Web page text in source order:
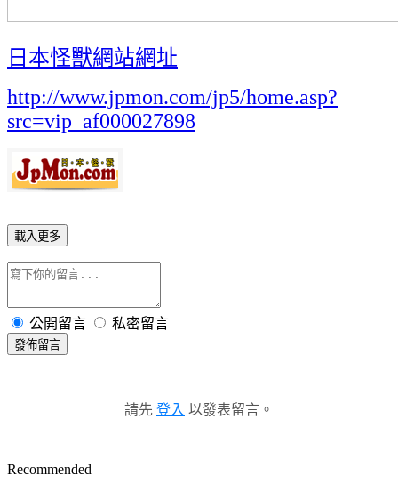
日本怪獸網站網址
http://www.jpmon.com/jp5/home.asp?
src=vip_af000027898
載入更多
公開留言 私密留言
發佈留言
請先 登入 以發表留言。
Recommended